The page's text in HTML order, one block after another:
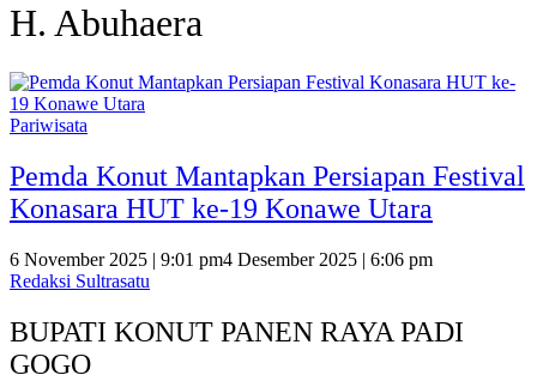
H. Abuhaera
Pariwisata
Pemda Konut Mantapkan Persiapan Festival
Konasara HUT ke-19 Konawe Utara
6 November 2025 | 9:01 pm4 Desember 2025 | 6:06 pm
Redaksi Sultrasatu
BUPATI KONUT PANEN RAYA PADI
GOGO